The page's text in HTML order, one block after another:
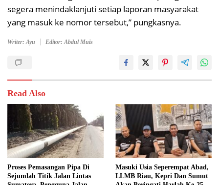
segera menindaklanjuti setiap laporan masyarakat
yang masuk ke nomor tersebut,” pungkasnya.
Writer: Ayu Editor: Abdul Muis
Read Also
Proses Pemasangan Pipa Di
Sejumlah Titik Jalan Lintas
Masuki Usia Seperempat Abad,
LLMB Riau, Kepri Dan Sumut